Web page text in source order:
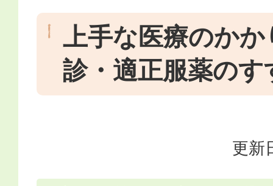
上手な医療のかか
診・適正服薬のす
更新